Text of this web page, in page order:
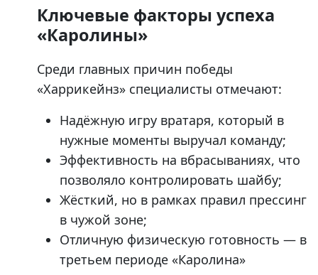
Ключевые факторы успеха
«Каролины»
Среди главных причин победы
«Харрикейнз» специалисты отмечают:
Надёжную игру вратаря, который в
нужные моменты выручал команду;
Эффективность на вбрасываниях, что
позволяло контролировать шайбу;
Жёсткий, но в рамках правил прессинг
в чужой зоне;
Отличную физическую готовность — в
третьем периоде «Каролина»